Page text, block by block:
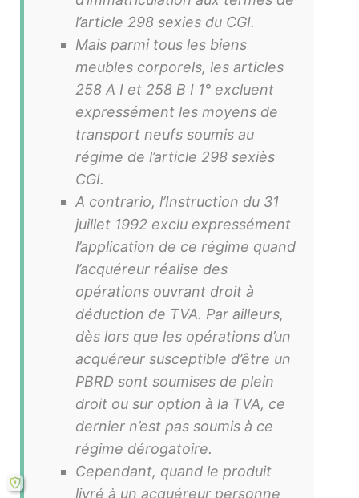
l’article 298 sexies du CGI.
Mais parmi tous les biens
meubles corporels, les articles
258 A I et 258 B I 1° excluent
expressément les moyens de
transport neufs soumis au
régime de l’article 298 sexiès
CGI.
A contrario, l’Instruction du 31
juillet 1992 exclu expressément
l’application de ce régime quand
l’acquéreur réalise des
opérations ouvrant droit à
déduction de TVA. Par ailleurs,
dès lors que les opérations d’un
acquéreur susceptible d’être un
PBRD sont soumises de plein
droit ou sur option à la TVA, ce
dernier n’est pas soumis à ce
régime dérogatoire.
Cependant, quand le produit
livré à un acquéreur personne